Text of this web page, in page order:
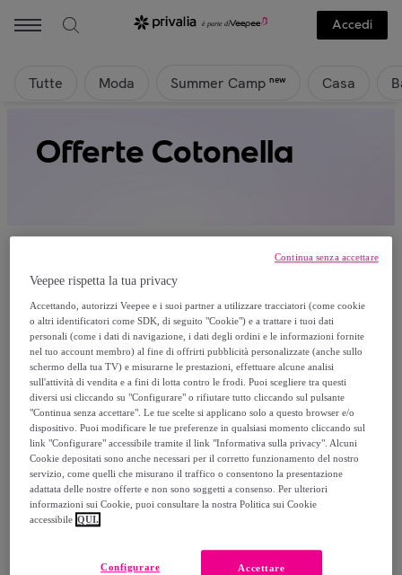
Accedi
Tutte Moda Summer Camp new Casa
Offerte Cotonella
Attualmente non è disponibile alcun
prodotto.
Registrati e accedi a tutti i prodotti visibili ai nostri
membri.
Accedi
Veepee rispetta la tua privacy
Accettando, autorizzi Veepee e i suoi partner a utilizzare tracciatori (come cookie
o altri identificatori come SDK, di seguito "Cookie") e a trattare i tuoi dati
personali (come i dati di navigazione, i dati degli ordini e le informazioni fornite
nel tuo account membro) al fine di offrirti pubblicità personalizzate (anche sullo
schermo della tua TV) e misurarne le prestazioni, effettuare alcune analisi
sull'attività di vendita e a fini di lotta contro le frodi. Puoi scegliere tra questi
diversi usi cliccando su "Configurare" o rifiutare tutto cliccando sul pulsante
"Continua senza accettare". Le tue scelte si applicano solo a questo browser e/o
dispositivo. Puoi modificare le tue preferenze in qualsiasi momento cliccando sul
link "Configurare" accessibile tramite il link "Informativa sulla privacy". Alcuni
Cookie depositati sono anche necessari per il corretto funzionamento del nostro
servizio, come quelli che misurano il traffico o consentono la presentazione
adattata delle nostre offerte e non sono soggetti a consenso. Per ulteriori
informazioni sui Cookie, puoi consultare la nostra Politica sui Cookie
accessibile QUI.
Accettare
Configurare
Continua senza accettare